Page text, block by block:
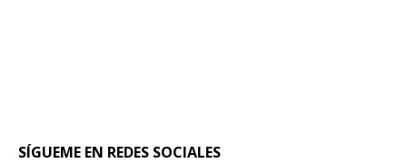
SÍGUEME EN REDES SOCIALES